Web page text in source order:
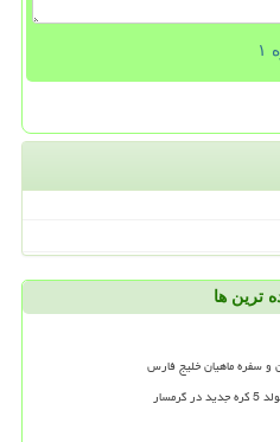
ترین ها
و سفره ماهیان خلیج فارس